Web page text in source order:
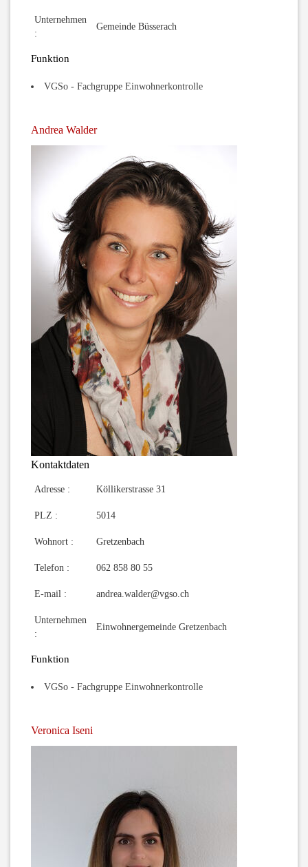
Unternehmen
:
Gemeinde Büsserach
Funktion
VGSo - Fachgruppe Einwohnerkontrolle
Andrea Walder
Kontaktdaten
Adresse : Köllikerstrasse 31
PLZ : 5014
Wohnort : Gretzenbach
Telefon : 062 858 80 55
E-mail : andrea.walder@vgso.ch
Unternehmen
:
Einwohnergemeinde Gretzenbach
Funktion
VGSo - Fachgruppe Einwohnerkontrolle
Veronica Iseni